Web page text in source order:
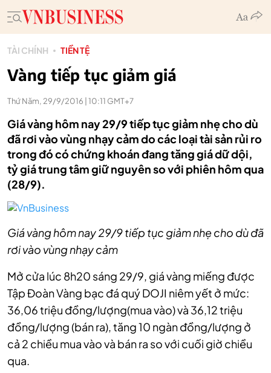
TÀI CHÍNH TIỀN TỆ
Vàng tiếp tục giảm giá
Thứ Năm, 29/9/2016 | 10:11 GMT+7
Giá vàng hôm nay 29/9 tiếp tục giảm nhẹ cho dù
đã rơi vào vùng nhạy cảm do các loại tài sản rủi ro
trong đó có chứng khoán đang tăng giá dữ dội,
tỷ giá trung tâm giữ nguyên so với phiên hôm qua
(28/9).
Giá vàng hôm nay 29/9 tiếp tục giảm nhẹ cho dù đã
rơi vào vùng nhạy cảm
Mở cửa lúc 8h20 sáng 29/9, giá vàng miếng được
Tập Đoàn Vàng bạc đá quý DOJI niêm yết ở mức:
36,06 triệu đồng/lượng(mua vào) và 36,12 triệu
đồng/lượng (bán ra), tăng 10 ngàn đồng/lượng ở
cả 2 chiều mua vào và bán ra so với cuối giờ chiều
qua.